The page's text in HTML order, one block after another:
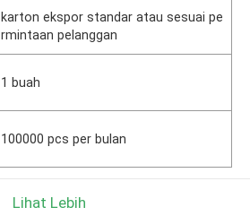
karton ekspor standar atau sesuai pe
rmintaan pelanggan
1 buah
100000 pcs per bulan
Lihat Lebih